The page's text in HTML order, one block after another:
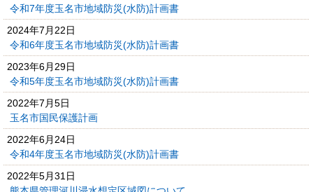
令和7年度玉名市地域防災(水防)計画書
2024年7月22日
令和6年度玉名市地域防災(水防)計画書
2023年6月29日
令和5年度玉名市地域防災(水防)計画書
2022年7月5日
玉名市国民保護計画
2022年6月24日
令和4年度玉名市地域防災(水防)計画書
2022年5月31日